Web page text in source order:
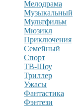
Мелодрама
Музыкальный
Мультфильм
Мюзикл
Приключения
Семейный
Спорт
ТВ-Шоу
Триллер
Ужасы
Фантастика
Фэнтези